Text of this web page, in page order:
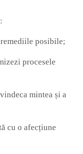
posibile;
procesele
mintea și a
cu o afecțiune